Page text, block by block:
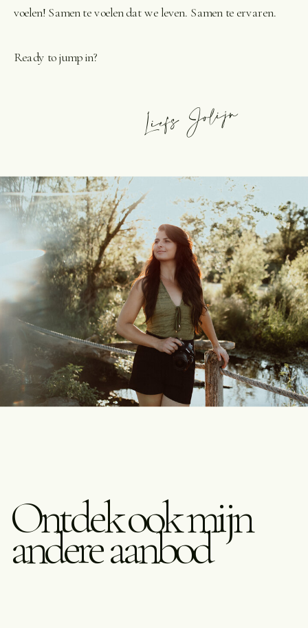
Liefs Jolijn
voelen! Samen te voelen dat we leven. Samen te ervaren.
Ready to jump in?
Ontdek ook mijn
andere aanbod